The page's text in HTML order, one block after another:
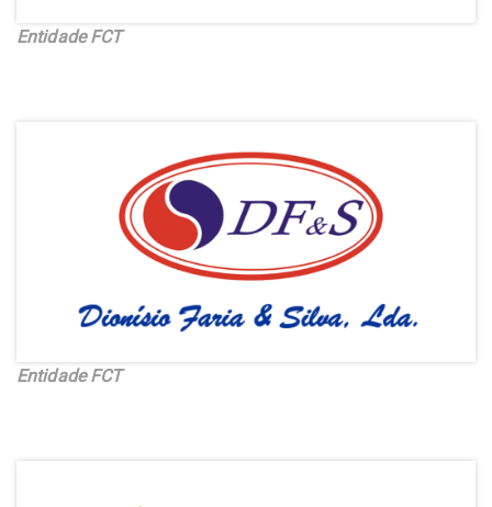
Entidade FCT
Entidade FCT